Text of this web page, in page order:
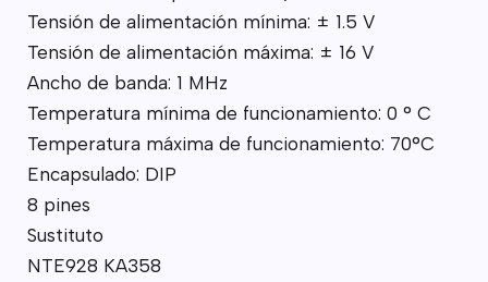
Tensión de alimentación mínima: ± 1.5 V
Tensión de alimentación máxima: ± 16 V
Ancho de banda: 1 MHz
Temperatura mínima de funcionamiento: 0 ° C
Temperatura máxima de funcionamiento: 70°C
Encapsulado: DIP
8 pines
Sustituto
NTE928 KA358